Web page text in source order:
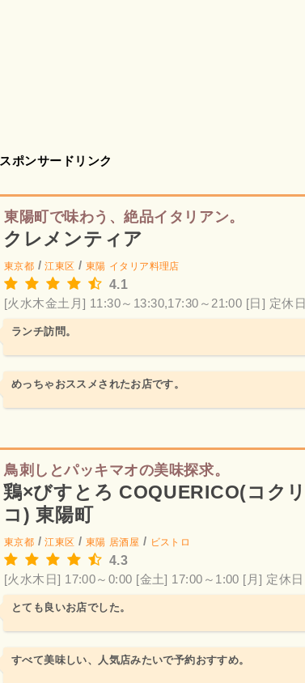
スポンサードリンク
東陽町で味わう、絶品イタリアン。
クレメンティア
東京都 /江東区 / 東陽 イタリア料理店
4.1
[火水木金土月] 11:30～13:30,17:30～21:00 [日] 定休日
ランチ訪問。
めっちゃおススメされたお店です。
鳥刺しとパッキマオの美味探求。
鶏×びすとろ COQUERICO(コクリ
コ) 東陽町
東京都 /江東区 / 東陽 居酒屋 / ビストロ
4.3
[火水木日] 17:00～0:00 [金土] 17:00～1:00 [月] 定休日
とても良いお店でした。
すべて美味しい、人気店みたいで予約おすすめ。